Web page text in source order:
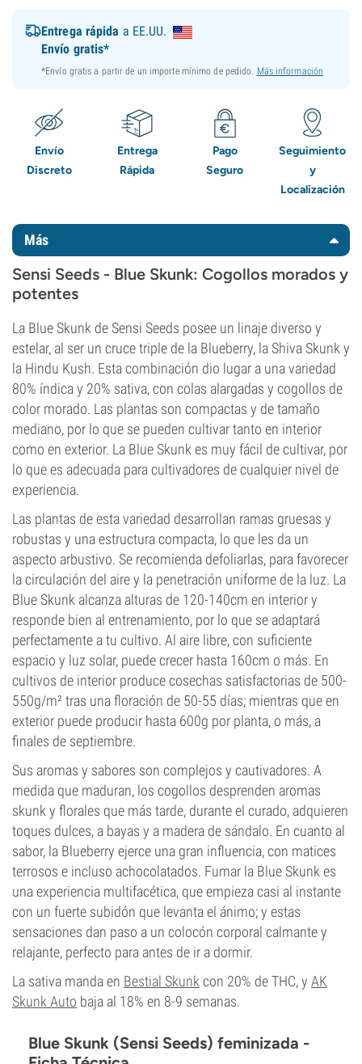
Entrega rápida a EE.UU.
Envío gratis*
*Envío gratis a partir de un importe mínimo de pedido. Más información
Envío
Discreto
Entrega
Rápida
Pago
Seguro
Seguimiento
y
Localización
Más
Sensi Seeds - Blue Skunk: Cogollos morados y
potentes
La Blue Skunk de Sensi Seeds posee un linaje diverso y
estelar, al ser un cruce triple de la Blueberry, la Shiva Skunk y
la Hindu Kush. Esta combinación dio lugar a una variedad
80% índica y 20% sativa, con colas alargadas y cogollos de
color morado. Las plantas son compactas y de tamaño
mediano, por lo que se pueden cultivar tanto en interior
como en exterior. La Blue Skunk es muy fácil de cultivar, por
lo que es adecuada para cultivadores de cualquier nivel de
experiencia.
Las plantas de esta variedad desarrollan ramas gruesas y
robustas y una estructura compacta, lo que les da un
aspecto arbustivo. Se recomienda defoliarlas, para favorecer
la circulación del aire y la penetración uniforme de la luz. La
Blue Skunk alcanza alturas de 120-140cm en interior y
responde bien al entrenamiento, por lo que se adaptará
perfectamente a tu cultivo. Al aire libre, con suficiente
espacio y luz solar, puede crecer hasta 160cm o más. En
cultivos de interior produce cosechas satisfactorias de 500-
550g/m² tras una floración de 50-55 días; mientras que en
exterior puede producir hasta 600g por planta, o más, a
finales de septiembre.
Sus aromas y sabores son complejos y cautivadores. A
medida que maduran, los cogollos desprenden aromas
skunk y florales que más tarde, durante el curado, adquieren
toques dulces, a bayas y a madera de sándalo. En cuanto al
sabor, la Blueberry ejerce una gran influencia, con matices
terrosos e incluso achocolatados. Fumar la Blue Skunk es
una experiencia multifacética, que empieza casi al instante
con un fuerte subidón que levanta el ánimo; y estas
sensaciones dan paso a un colocón corporal calmante y
relajante, perfecto para antes de ir a dormir.
La sativa manda en Bestial Skunk con 20% de THC, y AK
Skunk Auto baja al 18% en 8-9 semanas.
Blue Skunk (Sensi Seeds) feminizada -